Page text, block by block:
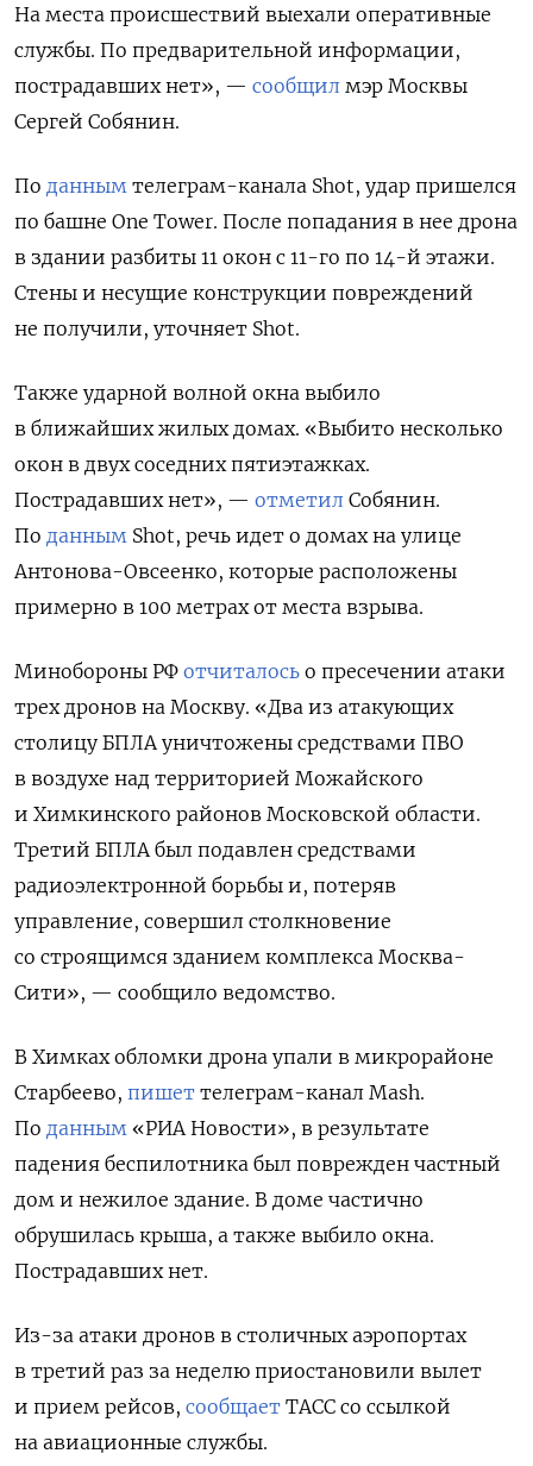
На места происшествий выехали оперативные
службы. По предварительной информации,
пострадавших нет», — сообщил мэр Москвы
Сергей Собянин.
По данным телеграм-канала Shot, удар пришелся
по башне One Tower. После попадания в нее дрона
в здании разбиты 11 окон с 11-го по 14-й этажи.
Стены и несущие конструкции повреждений
не получили, уточняет Shot.
Также ударной волной окна выбило
в ближайших жилых домах. «Выбито несколько
окон в двух соседних пятиэтажках.
Пострадавших нет», — отметил Собянин.
По данным Shot, речь идет о домах на улице
Антонова-Овсеенко, которые расположены
примерно в 100 метрах от места взрыва.
Минобороны РФ отчиталось о пресечении атаки
трех дронов на Москву. «Два из атакующих
столицу БПЛА уничтожены средствами ПВО
в воздухе над территорией Можайского
и Химкинского районов Московской области.
Третий БПЛА был подавлен средствами
радиоэлектронной борьбы и, потеряв
управление, совершил столкновение
со строящимся зданием комплекса Москва-
Сити», — сообщило ведомство.
В Химках обломки дрона упали в микрорайоне
Старбеево, пишет телеграм-канал Mash.
По данным «РИА Новости», в результате
падения беспилотника был поврежден частный
дом и нежилое здание. В доме частично
обрушилась крыша, а также выбило окна.
Пострадавших нет.
Из-за атаки дронов в столичных аэропортах
в третий раз за неделю приостановили вылет
и прием рейсов, сообщает ТАСС со ссылкой
на авиационные службы.